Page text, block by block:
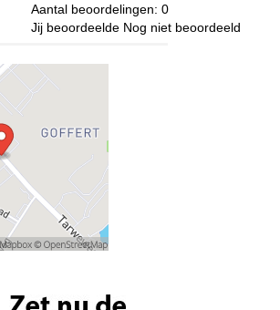
Aantal beoordelingen: 0
Jij beoordeelde Nog niet beoordeeld